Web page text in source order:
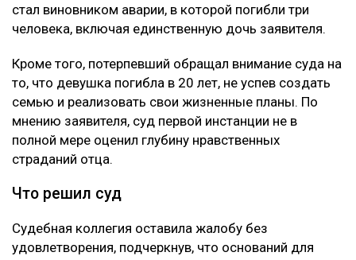
стал виновником аварии, в которой погибли три
человека, включая единственную дочь заявителя.
Кроме того, потерпевший обращал внимание суда на
то, что девушка погибла в 20 лет, не успев создать
семью и реализовать свои жизненные планы. По
мнению заявителя, суд первой инстанции не в
полной мере оценил глубину нравственных
страданий отца.
Что решил суд
Судебная коллегия оставила жалобу без
удовлетворения, подчеркнув, что оснований для